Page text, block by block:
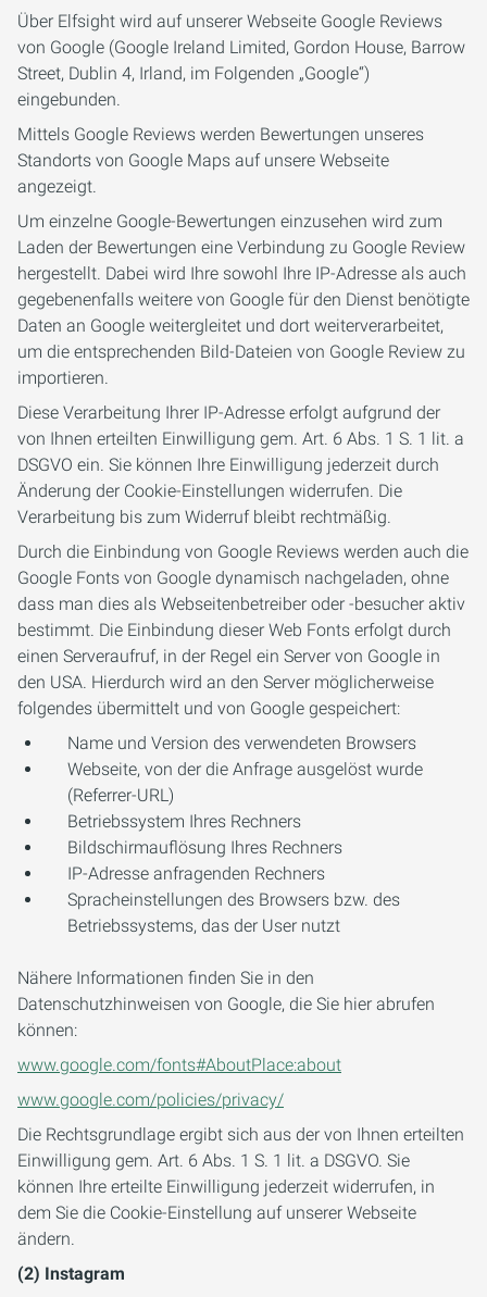
Über Elfsight wird auf unserer Webseite Google Reviews
von Google (Google Ireland Limited, Gordon House, Barrow
Street, Dublin 4, Irland, im Folgenden „Google“)
eingebunden.
Mittels Google Reviews werden Bewertungen unseres
Standorts von Google Maps auf unsere Webseite
angezeigt.
Um einzelne Google-Bewertungen einzusehen wird zum
Laden der Bewertungen eine Verbindung zu Google Review
hergestellt. Dabei wird Ihre sowohl Ihre IP-Adresse als auch
gegebenenfalls weitere von Google für den Dienst benötigte
Daten an Google weitergleitet und dort weiterverarbeitet,
um die entsprechenden Bild-Dateien von Google Review zu
importieren.
Diese Verarbeitung Ihrer IP-Adresse erfolgt aufgrund der
von Ihnen erteilten Einwilligung gem. Art. 6 Abs. 1 S. 1 lit. a
DSGVO ein. Sie können Ihre Einwilligung jederzeit durch
Änderung der Cookie-Einstellungen widerrufen. Die
Verarbeitung bis zum Widerruf bleibt rechtmäßig.
Durch die Einbindung von Google Reviews werden auch die
Google Fonts von Google dynamisch nachgeladen, ohne
dass man dies als Webseitenbetreiber oder -besucher aktiv
bestimmt. Die Einbindung dieser Web Fonts erfolgt durch
einen Serveraufruf, in der Regel ein Server von Google in
den USA. Hierdurch wird an den Server möglicherweise
folgendes übermittelt und von Google gespeichert:
Name und Version des verwendeten Browsers
Webseite, von der die Anfrage ausgelöst wurde
(Referrer-URL)
Betriebssystem Ihres Rechners
Bildschirmauflösung Ihres Rechners
IP-Adresse anfragenden Rechners
Spracheinstellungen des Browsers bzw. des
Betriebssystems, das der User nutzt
Nähere Informationen finden Sie in den
Datenschutzhinweisen von Google, die Sie hier abrufen
können:
www.google.com/fonts#AboutPlace:about
www.google.com/policies/privacy/
Die Rechtsgrundlage ergibt sich aus der von Ihnen erteilten
Einwilligung gem. Art. 6 Abs. 1 S. 1 lit. a DSGVO. Sie
können Ihre erteilte Einwilligung jederzeit widerrufen, in
dem Sie die Cookie-Einstellung auf unserer Webseite
ändern.
(2) Instagram